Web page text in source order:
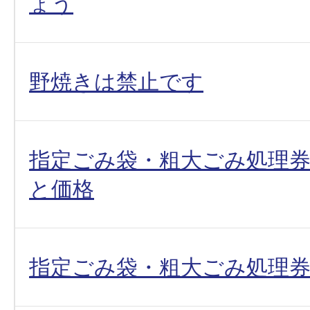
野焼きは禁止です
指定ごみ袋・粗大ごみ処理
と価格
指定ごみ袋・粗大ごみ処理